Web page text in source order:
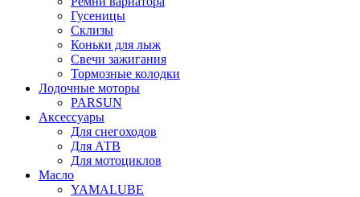
Гусеницы
Склизы
Коньки для лыж
Свечи зажигания
Тормозные колодки
Лодочные моторы
PARSUN
Аксессуары
Для снегоходов
Для АТВ
Для мотоциклов
Масло
YAMALUBE